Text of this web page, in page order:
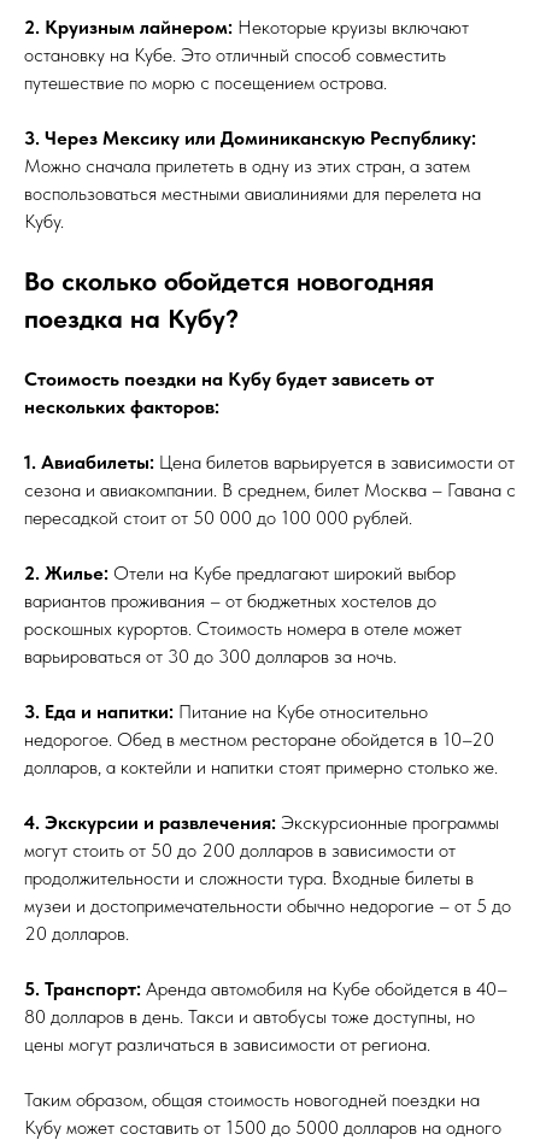
2. Круизным лайнером: Некоторые круизы включают
остановку на Кубе. Это отличный способ совместить
путешествие по морю с посещением острова.
3. Через Мексику или Доминиканскую Республику:
Можно сначала прилететь в одну из этих стран, а затем
воспользоваться местными авиалиниями для перелета на
Кубу.
Во сколько обойдется новогодняя
поездка на Кубу?
Стоимость поездки на Кубу будет зависеть от
нескольких факторов:
1. Авиабилеты: Цена билетов варьируется в зависимости от
сезона и авиакомпании. В среднем, билет Москва – Гавана с
пересадкой стоит от 50 000 до 100 000 рублей.
2. Жилье: Отели на Кубе предлагают широкий выбор
вариантов проживания – от бюджетных хостелов до
роскошных курортов. Стоимость номера в отеле может
варьироваться от 30 до 300 долларов за ночь.
3. Еда и напитки: Питание на Кубе относительно
недорогое. Обед в местном ресторане обойдется в 10–20
долларов, а коктейли и напитки стоят примерно столько же.
4. Экскурсии и развлечения: Экскурсионные программы
могут стоить от 50 до 200 долларов в зависимости от
продолжительности и сложности тура. Входные билеты в
музеи и достопримечательности обычно недорогие – от 5 до
20 долларов.
5. Транспорт: Аренда автомобиля на Кубе обойдется в 40–
80 долларов в день. Такси и автобусы тоже доступны, но
цены могут различаться в зависимости от региона.
Таким образом, общая стоимость новогодней поездки на
Кубу может составить от 1500 до 5000 долларов на одного